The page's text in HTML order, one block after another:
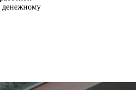
денежному